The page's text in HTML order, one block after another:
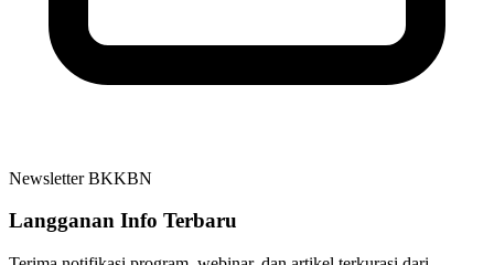
Newsletter BKKBN
Langganan Info Terbaru